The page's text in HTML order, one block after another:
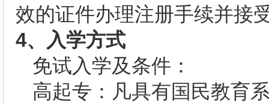
效的证件办理注册手续并接
4、入学方式
免试入学及条件：
高起专：凡具有国民教育